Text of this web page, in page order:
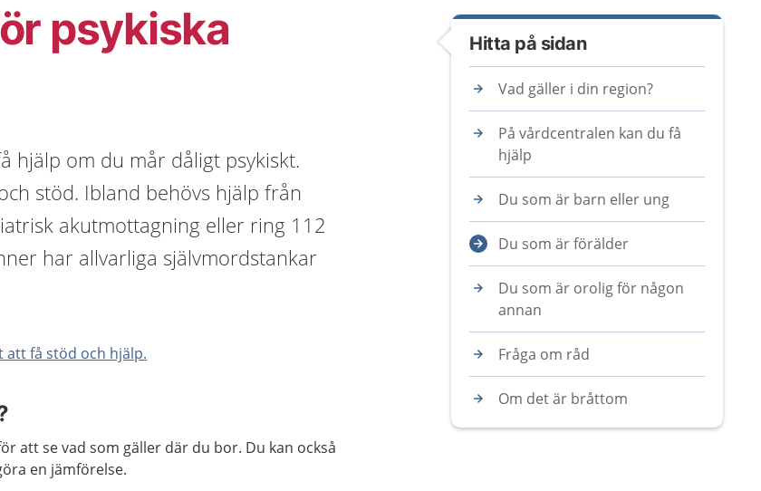
psykiska
hjälp om du mår dåligt psykiskt.
stöd. Ibland behövs hjälp från
akutmottagning eller ring 112
har allvarliga självmordstankar
att få stöd och hjälp.
att se vad som gäller där du bor. Du kan också
en jämförelse.
Hitta på sidan
Vad gäller i din region?
På vårdcentralen kan du få
hjälp
Du som är barn eller ung
Du som är förälder
Du som är orolig för någon
annan
Fråga om råd
Om det är bråttom